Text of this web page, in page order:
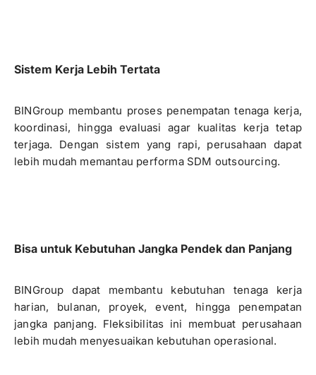
Sistem Kerja Lebih Tertata
BINGroup membantu proses penempatan tenaga kerja,
koordinasi, hingga evaluasi agar kualitas kerja tetap
terjaga. Dengan sistem yang rapi, perusahaan dapat
lebih mudah memantau performa SDM outsourcing.
Bisa untuk Kebutuhan Jangka Pendek dan Panjang
BINGroup dapat membantu kebutuhan tenaga kerja
harian, bulanan, proyek, event, hingga penempatan
jangka panjang. Fleksibilitas ini membuat perusahaan
lebih mudah menyesuaikan kebutuhan operasional.